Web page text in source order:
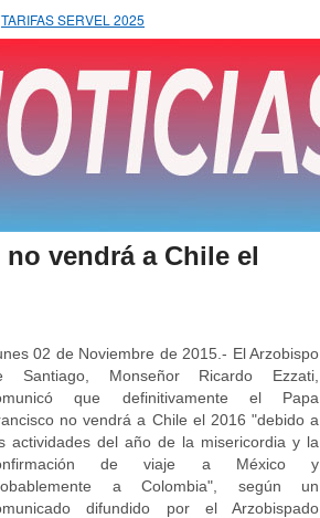
TARIFAS SERVEL 2025
vendrá a Chile el
02 de Noviembre de 2015.- El Arzobispo
Santiago, Monseñor Ricardo Ezzati,
que definitivamente el Papa
no vendrá a Chile el 2016 "debido a
actividades del año de la misericordia y la
de viaje a México y
a Colombia", según un
difundido por el Arzobispado